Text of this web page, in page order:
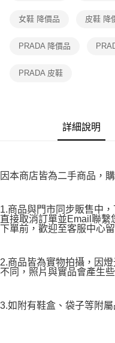
客戶支援中心」
https://
【注意事項】
權轉讓予恩沛科技股份有限公司
４．使用「AFTEE先享後付」
５．嚴禁一人註冊多個帳號或
恩沛科技股份有限公司將有權
宅配
女鞋 降價品 皮鞋 降
PRADA 降價品
PRADA 皮鞋
詳細說明
因本商店皆為二手商品，
1.商品與門市同步販售中
直接取消訂單並Email聯繫
下單前，歡迎至客服中心留
2.商品皆為實物拍攝，因
不同，照片與實品會產生
3.如附有鞋盒、袋子等附